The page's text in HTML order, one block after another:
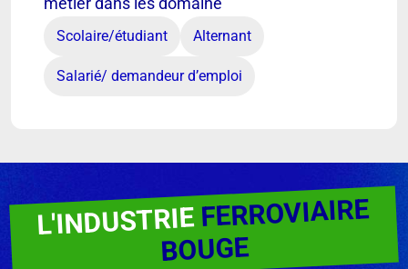
Scolaire/étudiant Alternant
Salarié/ demandeur d’emploi
L'INDUSTRIEFERROVIAIRE
BOUGE